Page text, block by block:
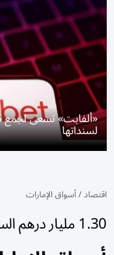
لسنداتها
اقتصاد/أسواق الإمارات
1.30 مليار درهم السيولة